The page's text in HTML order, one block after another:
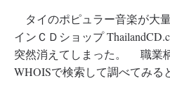
タイのポピュラー音楽が大
インＣＤショップ
突然消えてしまった。 職業
WHOISで検索して調べてみる